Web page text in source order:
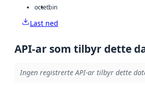
octetbin
Last ned
API-ar som tilbyr dette
Ingen registrerte API-ar tilbyr dette